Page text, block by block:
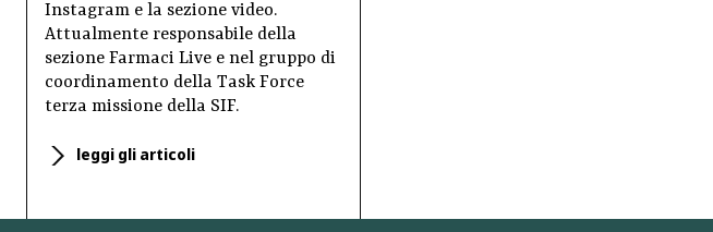
Instagram e la sezione video.
Attualmente responsabile della
sezione Farmaci Live e nel gruppo di
coordinamento della Task Force
terza missione della SIF.
leggi gli articoli